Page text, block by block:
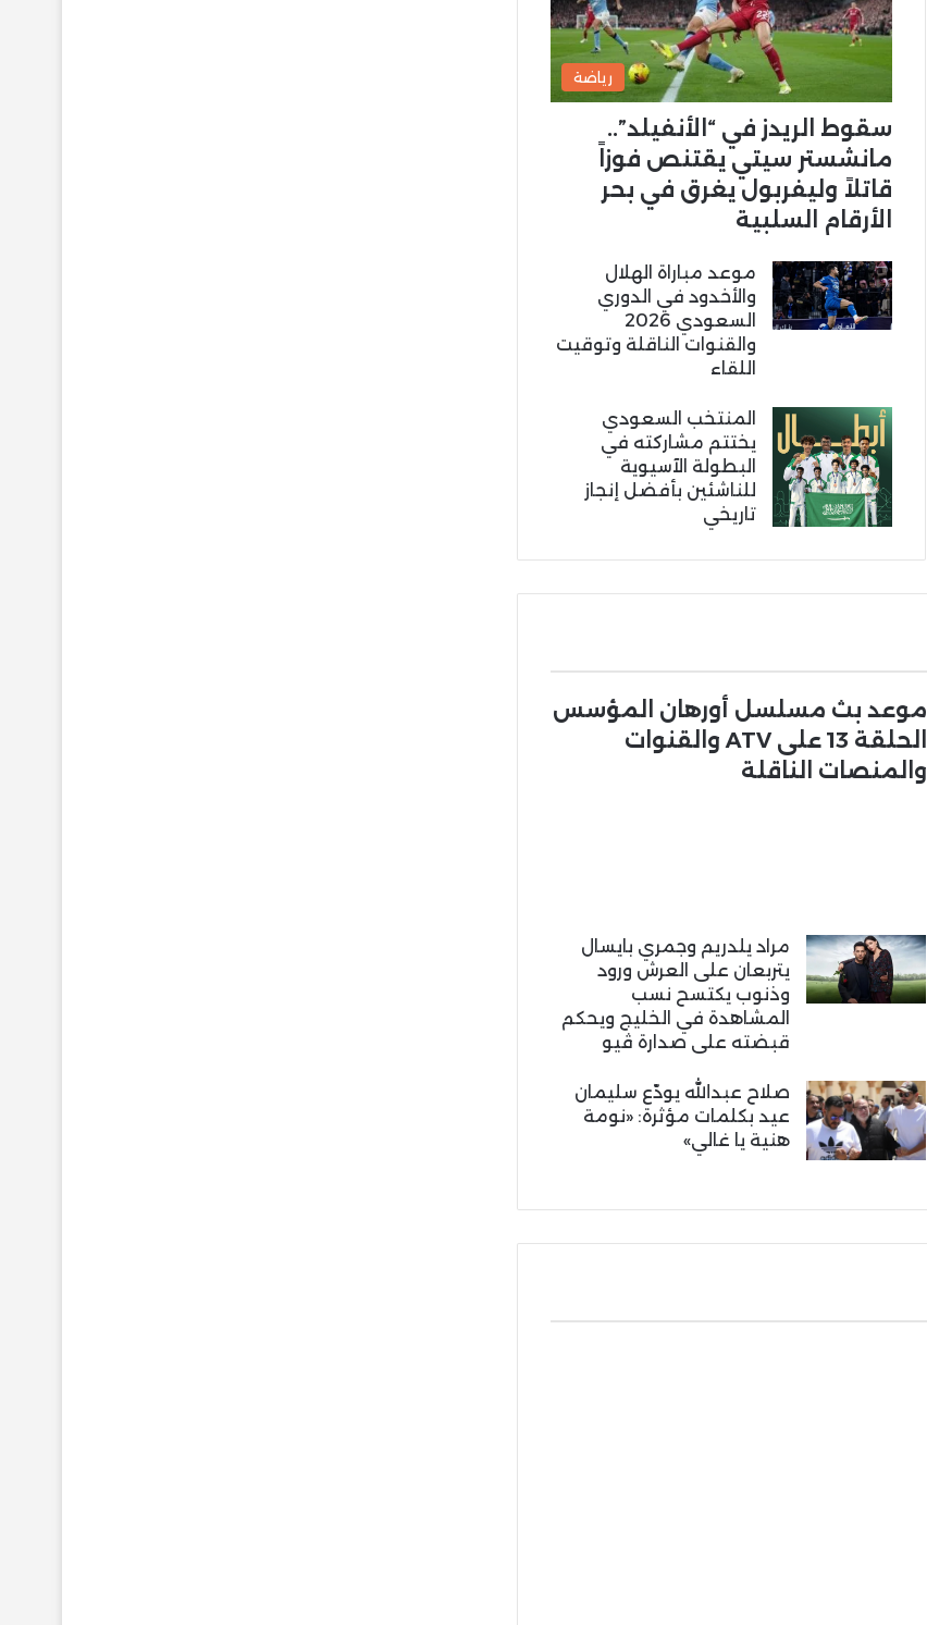
رياضة
سقوط الريدز في “الأنفيلد”..
مانشستر سيتي يقتنص فوزاً
قاتلاً وليفربول يغرق في بحر
الأرقام السلبية
موعد مباراة الهلال
والأخدود في الدوري
السعودي 2026
والقنوات الناقلة وتوقيت
اللقاء
المنتخب السعودي
يختتم مشاركته في
البطولة الآسيوية
للناشئين بأفضل إنجاز
تاريخي
موعد بث مسلسل أورهان المؤسس
الحلقة 13 على ATV والقنوات
والمنصات الناقلة
مراد يلدريم وجمري بايسال
يتربعان على العرش ورود
وذنوب يكتسح نسب
المشاهدة في الخليج ويحكم
قبضته على صدارة ڤيو
صلاح عبدالله يودّع سليمان
عيد بكلمات مؤثرة: «نومة
هنية يا غالي»